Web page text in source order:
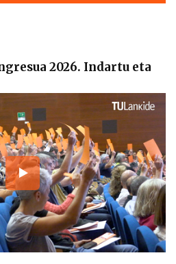
2026. Indartu eta